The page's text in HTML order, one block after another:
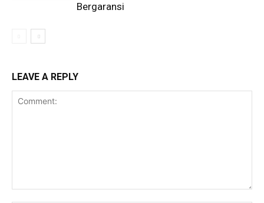
Bergaransi
LEAVE A REPLY